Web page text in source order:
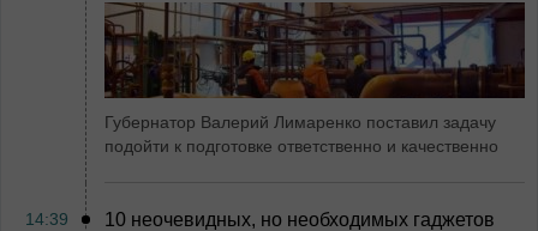
Губернатор Валерий Лимаренко поставил задачу
подойти к подготовке ответственно и качественно
14:39
10 неочевидных, но необходимых гаджетов